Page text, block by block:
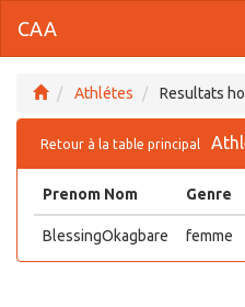
CAA
Athlétes Resultats
Retour à la table principal
Prenom Nom Genre
BlessingOkagbare femme